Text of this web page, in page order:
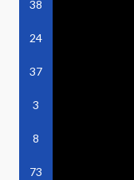
38
24
37
3
8
73